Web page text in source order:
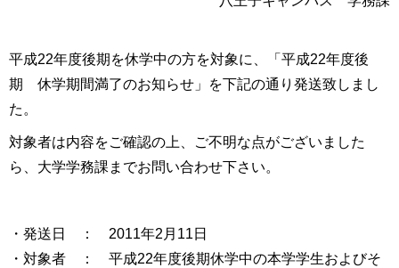
平成22年度後期を休学中の方を対象に、「平成22年度後
期 休学期間満了のお知らせ」を下記の通り発送致しまし
た。
対象者は内容をご確認の上、ご不明な点がございました
ら、大学学務課までお問い合わせ下さい。
・発送日 ： 2011年2月11日
・対象者 ： 平成22年度後期休学中の本学学生およびそ